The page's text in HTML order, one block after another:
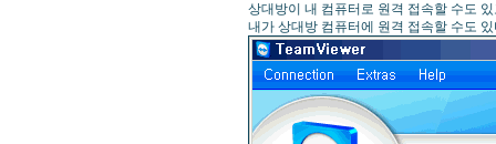
상대방이 내 컴퓨터로 원격 접속할 수도
내가 상대방 컴퓨터에 원격 접속할 수도 있